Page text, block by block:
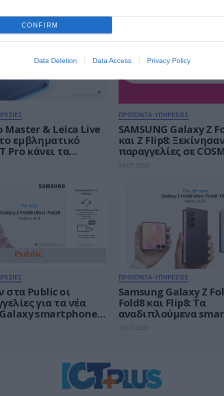
CONFIRM
Data Deletion Data Access Privacy Policy
Master & Leica Live
Pro κάνει τα
stories μας να
ΠΡΟΪΟΝΤΑ-ΥΠΗΡΕΣΙΕΣ
SAMSUNG Galaxy Z
και Ζ Flip8:
παραγγελίες σε
TELEKOM και
28.07.2026
στα Public οι
για τα νέα
smartphones
ΠΡΟΪΟΝΤΑ-ΥΠΗΡΕΣΙΕΣ
Samsung Galaxy Z
Fold8 και Flip8: Τα
αναδιπλούμενα
για κάθε τρόπο ζωής
23.07.2026